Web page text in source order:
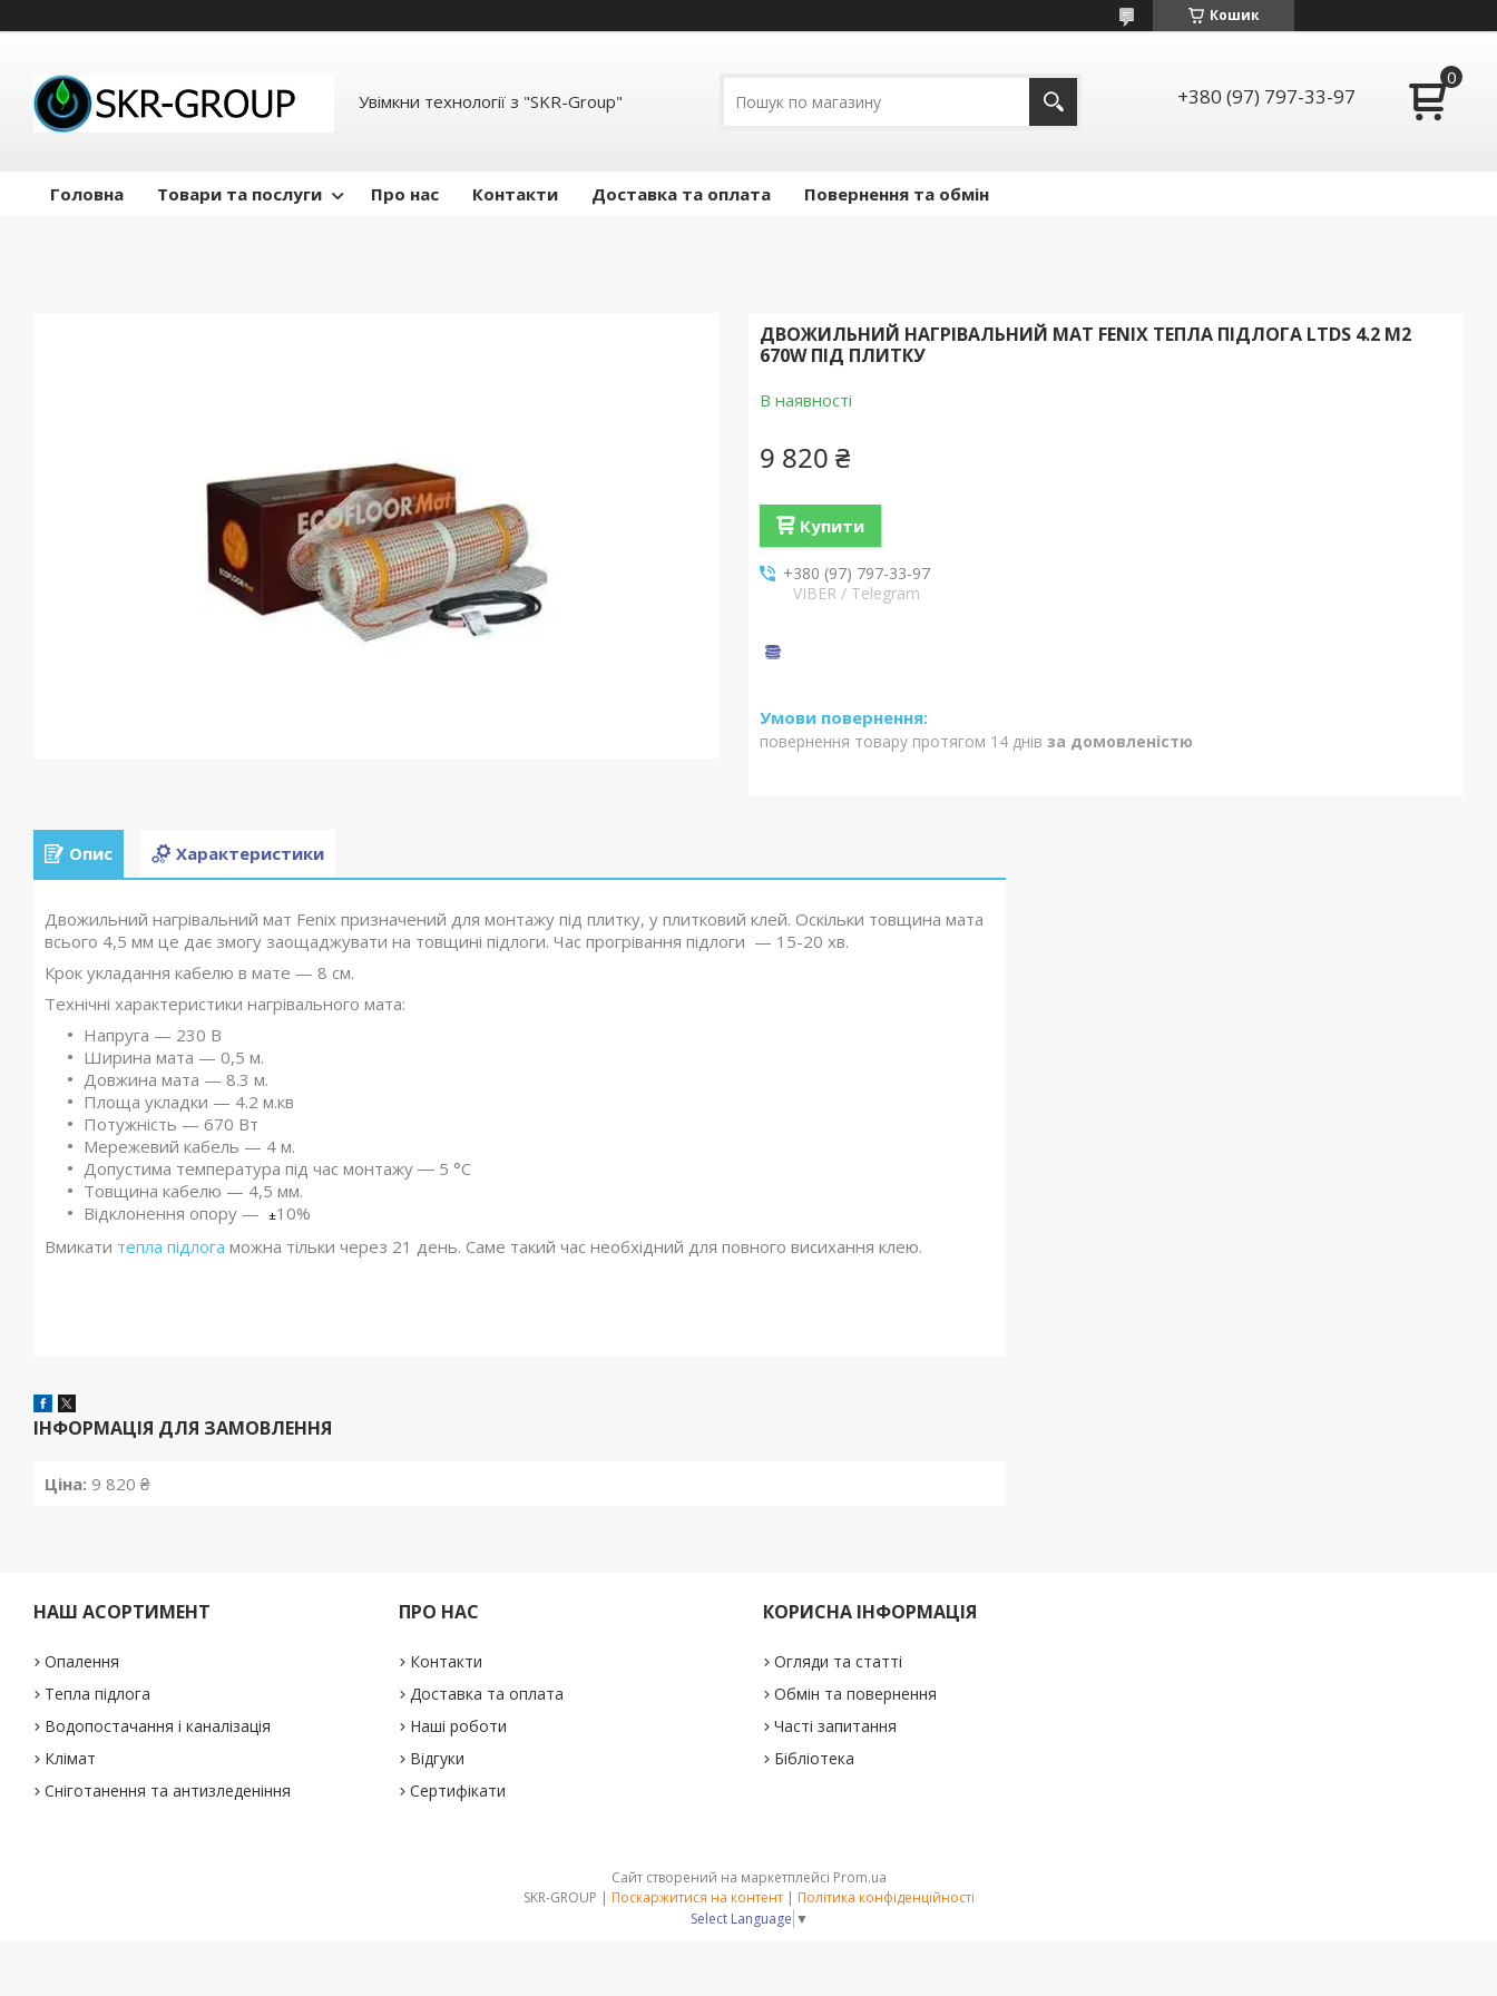
Кошик
Увімкни технології з "SKR-Group" +380 (97) 797-33-97
Головна Товари та послуги Про нас Контакти Доставка та оплата Повернення та обмін
ДВОЖИЛЬНИЙ НАГРІВАЛЬНИЙ МАТ FENIX ТЕПЛА ПІДЛОГА LTDS 4.2 М2
670W ПІД ПЛИТКУ
В наявності
9 820 ₴
Купити
+380 (97) 797-33-97
VIBER / Telegram
повернення товару протягом 14 днів за домовленістю
Опис Характеристики
Двожильний нагрівальний мат Fenix призначений для монтажу під плитку, у плитковий клей. Оскільки товщина мата
всього 4,5 мм це дає змогу заощаджувати на товщині підлоги. Час прогрівання підлоги — 15-20 хв.
Крок укладання кабелю в мате — 8 см.
Технічні характеристики нагрівального мата:
Напруга — 230 В
Ширина мата — 0,5 м.
Довжина мата — 8.3 м.
Площа укладки — 4.2 м.кв
Потужність — 670 Вт
Мережевий кабель — 4 м.
Допустима температура під час монтажу ― 5 °C
Товщина кабелю — 4,5 мм.
Відклонення опору — ±10%
Вмикати тепла підлога можна тільки через 21 день. Саме такий час необхідний для повного висихання клею.
ІНФОРМАЦІЯ ДЛЯ ЗАМОВЛЕННЯ
Ціна: 9 820 ₴
НАШ АСОРТИМЕНТ
Опалення
Тепла підлога
Водопостачання і каналізація
Клімат
Сніготанення та антизледеніння
ПРО НАС
Контакти
Доставка та оплата
Наші роботи
Відгуки
Сертифікати
КОРИСНА ІНФОРМАЦІЯ
Огляди та статті
Обмін та повернення
Часті запитання
Бібліотека
Сайт створений на маркетплейсі Prom.ua
SKR-GROUP | Поскаржитися на контент | Політика конфіденційності
Select Language ▼